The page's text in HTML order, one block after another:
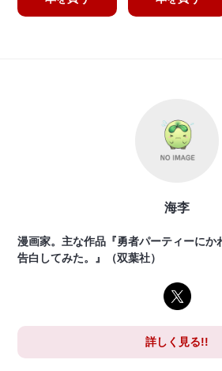
海李
漫画家。主な作品『勇者パーティーにか
告白してみた。』（双葉社）
詳しく見る!!